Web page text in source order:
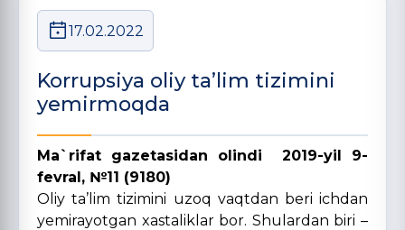
17.02.2022
Korrupsiya oliy ta’lim tizimini
yemirmoqda
Ma`rifat gazetasidan olindi 2019-yil 9-
fevral, №11 (9180)
Oliy ta’lim tizimini uzoq vaqtdan beri ichdan
yemirayotgan xastaliklar bor. Shulardan biri –